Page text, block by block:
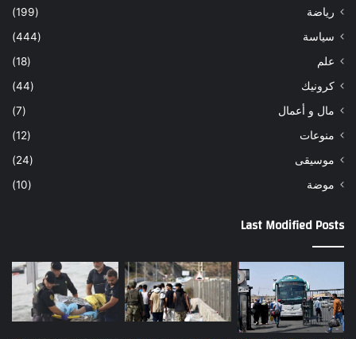
رياضة
(199)
سياسة
(444)
علم
(18)
كرونيك
(44)
مال و أعمال
(7)
منوعات
(12)
موسيقى
(24)
موضة
(10)
Last Modified Posts